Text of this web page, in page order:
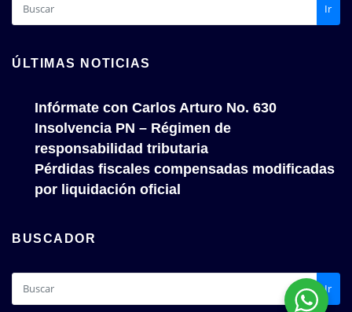
Ir
ÚLTIMAS NOTICIAS
Infórmate con Carlos Arturo No. 630
Insolvencia PN – Régimen de
responsabilidad tributaria
Pérdidas fiscales compensadas modificadas
por liquidación oficial
BUSCADOR
Ir